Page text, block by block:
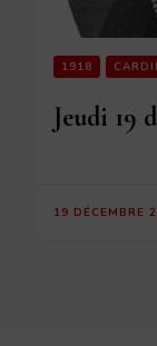
1918
Jeudi 19
19 DÉCEMBRE